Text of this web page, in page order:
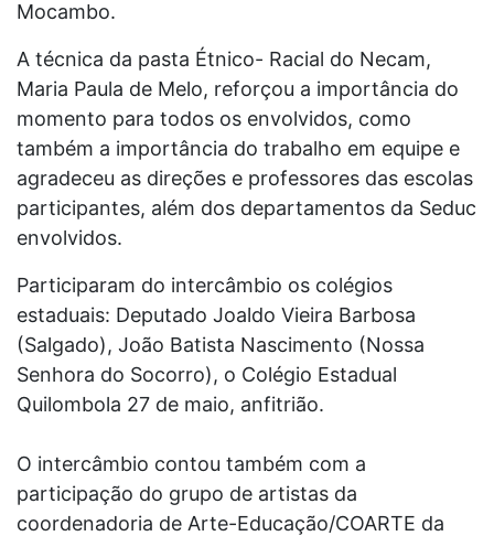
Mocambo.
A técnica da pasta Étnico- Racial do Necam,
Maria Paula de Melo, reforçou a importância do
momento para todos os envolvidos, como
também a importância do trabalho em equipe e
agradeceu as direções e professores das escolas
participantes, além dos departamentos da Seduc
envolvidos.
Participaram do intercâmbio os colégios
estaduais: Deputado Joaldo Vieira Barbosa
(Salgado), João Batista Nascimento (Nossa
Senhora do Socorro), o Colégio Estadual
Quilombola 27 de maio, anfitrião.
O intercâmbio contou também com a
participação do grupo de artistas da
coordenadoria de Arte-Educação/COARTE da